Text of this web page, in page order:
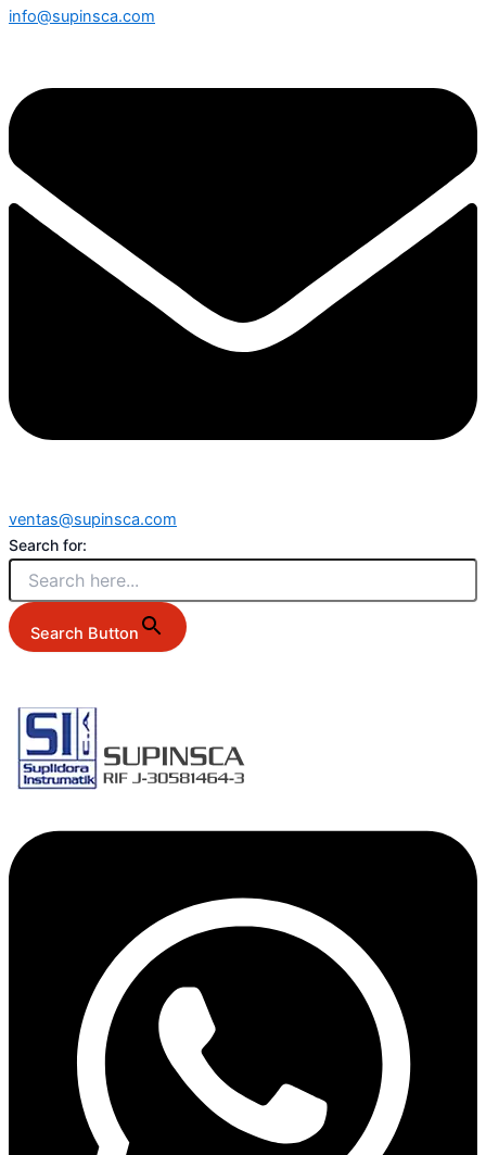
info@supinsca.com
ventas@supinsca.com
Search for:
Search Button